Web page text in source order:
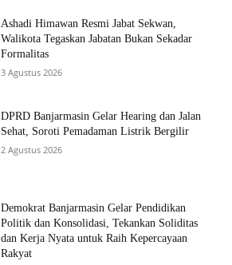
Ashadi Himawan Resmi Jabat Sekwan,
Walikota Tegaskan Jabatan Bukan Sekadar
Formalitas
3 Agustus 2026
DPRD Banjarmasin Gelar Hearing dan Jalan
Sehat, Soroti Pemadaman Listrik Bergilir
2 Agustus 2026
Demokrat Banjarmasin Gelar Pendidikan
Politik dan Konsolidasi, Tekankan Soliditas
dan Kerja Nyata untuk Raih Kepercayaan
Rakyat